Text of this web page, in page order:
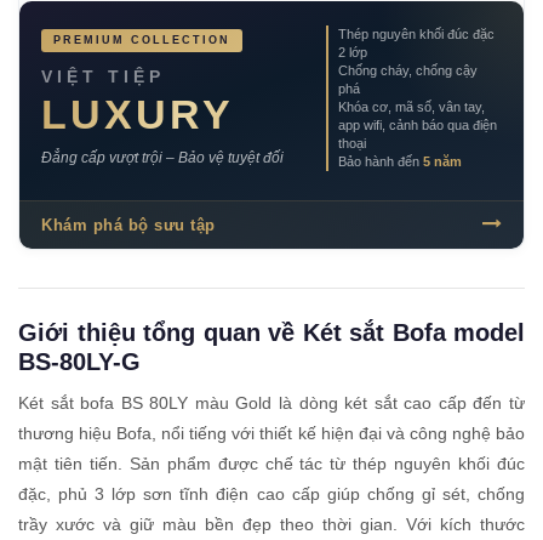
PREMIUM COLLECTION
VIỆT TIỆP
LUXURY
Đẳng cấp vượt trội – Bảo vệ tuyệt đối
Thép nguyên khối đúc đặc
2 lớp
Chống cháy, chống cậy
phá
Khóa cơ, mã số, vân tay,
app wifi, cảnh báo qua điện
thoại
Bảo hành đến 5 năm
Khám phá bộ sưu tập
Giới thiệu tổng quan về Két sắt Bofa model
BS-80LY-G
Két sắt bofa BS 80LY màu Gold là dòng két sắt cao cấp đến từ
thương hiệu Bofa, nổi tiếng với thiết kế hiện đại và công nghệ bảo
mật tiên tiến. Sản phẩm được chế tác từ thép nguyên khối đúc
đặc, phủ 3 lớp sơn tĩnh điện cao cấp giúp chống gỉ sét, chống
trầy xước và giữ màu bền đẹp theo thời gian. Với kích thước